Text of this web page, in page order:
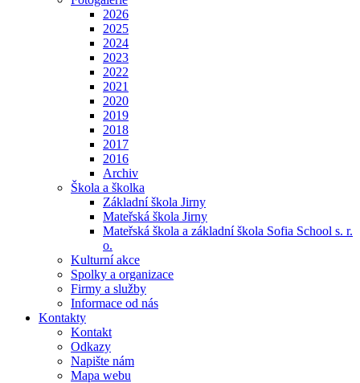
2026
2025
2024
2023
2022
2021
2020
2019
2018
2017
2016
Archiv
Škola a školka
Základní škola Jirny
Mateřská škola Jirny
Mateřská škola a základní škola Sofia School s. r.
o.
Kulturní akce
Spolky a organizace
Firmy a služby
Informace od nás
Kontakty
Kontakt
Odkazy
Napište nám
Mapa webu